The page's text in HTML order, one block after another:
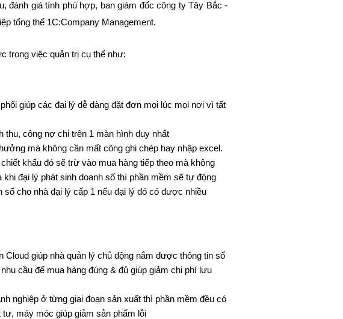
đánh giá tính phù hợp, ban giám đốc công ty Tây Bắc -
tổng thể 1C:Company Management.
trong việc quản trị cụ thể như:
giúp các đại lý dễ dàng đặt đơn mọi lúc mọi nơi vì tất
thu, công nợ chỉ trên 1 màn hình duy nhất
mà không cần mất công ghi chép hay nhập excel.
khấu đó sẽ trừ vào mua hàng tiếp theo mà không
đại lý phát sinh doanh số thì phần mềm sẽ tự động
cho nhà đại lý cấp 1 nếu đại lý đó có được nhiều
Cloud giúp nhà quản lý chủ động nắm được thông tin số
cầu để mua hàng đúng & đủ giúp giảm chi phí lưu
nghiệp ở từng giai đoạn sản xuất thì phần mềm đều có
máy móc giúp giảm sản phẩm lỗi